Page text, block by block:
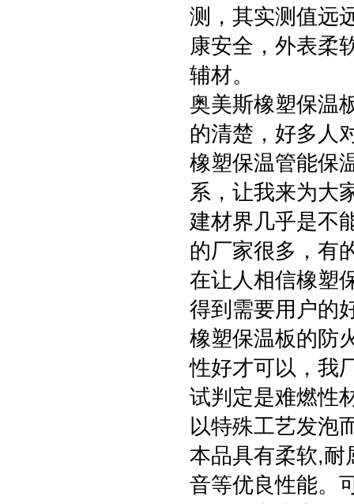
测，其实测值远
康安全，外表柔
辅材。
奥美斯橡塑保温
的清楚，好多人
橡塑保温管能保
系，让我来为大
建材界几乎是不
的厂家很多，有
在让人相信橡塑
得到需要用户的
橡塑保温板的防
性好才可以，我
试判定是难燃性
以特殊工艺发泡
本品具有柔软,耐
音等优良性能。